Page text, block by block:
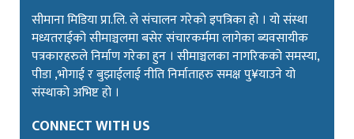
सीमाना मिडिया प्रा.लि. ले संचालन गरेको इपत्रिका हो । यो संस्था
मध्यतराईको सीमाञ्चलमा बसेर संचारकर्ममा लागेका ब्यवसायीक
पत्रकारहरुले निर्माण गरेका हुन । सीमाञ्चलका नागरिकको समस्या,
पीडा ,भोगाई र बुझाईलाई नीति निर्माताहरु समक्ष पु¥याउने यो
संस्थाको अभिष्ट हो ।
CONNECT WITH US